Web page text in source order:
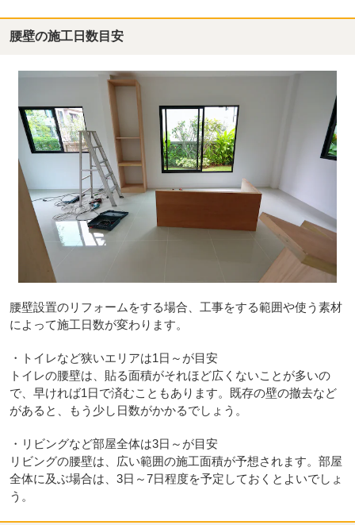
腰壁の施工日数目安
腰壁設置のリフォームをする場合、工事をする範囲や使う素材
によって施工日数が変わります。
・トイレなど狭いエリアは1日～が目安
トイレの腰壁は、貼る面積がそれほど広くないことが多いの
で、早ければ1日で済むこともあります。既存の壁の撤去など
があると、もう少し日数がかかるでしょう。
・リビングなど部屋全体は3日～が目安
リビングの腰壁は、広い範囲の施工面積が予想されます。部屋
全体に及ぶ場合は、3日～7日程度を予定しておくとよいでしょ
う。